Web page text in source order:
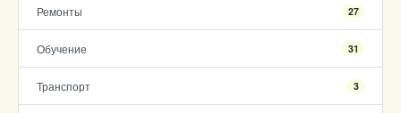
Ремонты 27
Обучение 31
Транспорт 3